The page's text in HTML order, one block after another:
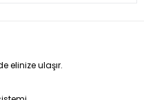
elinize ulaşır.